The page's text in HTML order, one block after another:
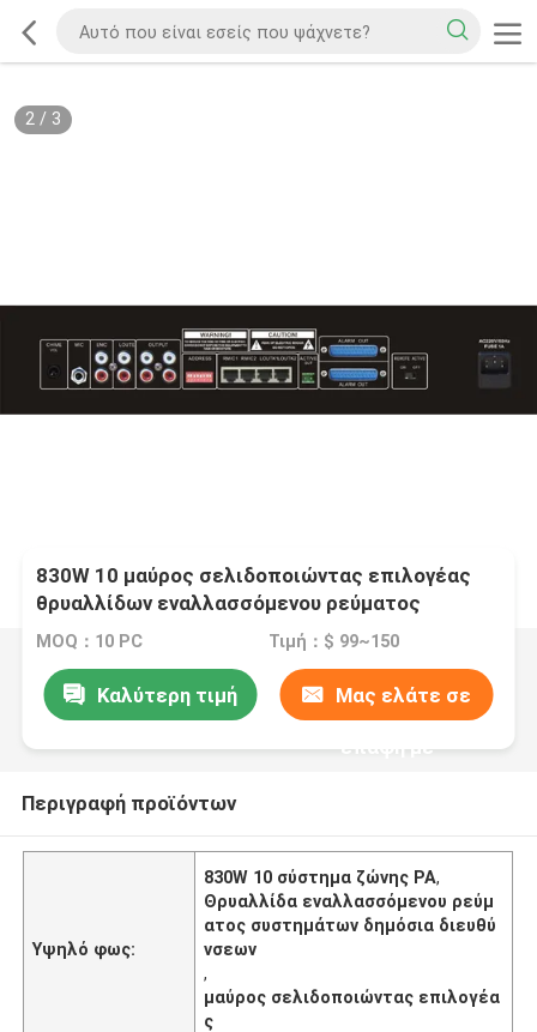
2/ 3
830W 10 μαύρος σελιδοποιώντας επιλογέας
θρυαλλίδων εναλλασσόμενου ρεύματος
συστημάτων δημόσια διευθύνσεων συστημάτων
MOQ：10 PC Τιμή：$ 99~150
Καλύτερη τιμή Μας ελάτε σε
επαφή με
Περιγραφή προϊόντων
Υψηλό φως:
830W 10 σύστημα ζώνης PA,
Θρυαλλίδα εναλλασσόμενου ρεύμ
ατος συστημάτων δημόσια διευθύ
νσεων
,
μαύρος σελιδοποιώντας επιλογέα
ς